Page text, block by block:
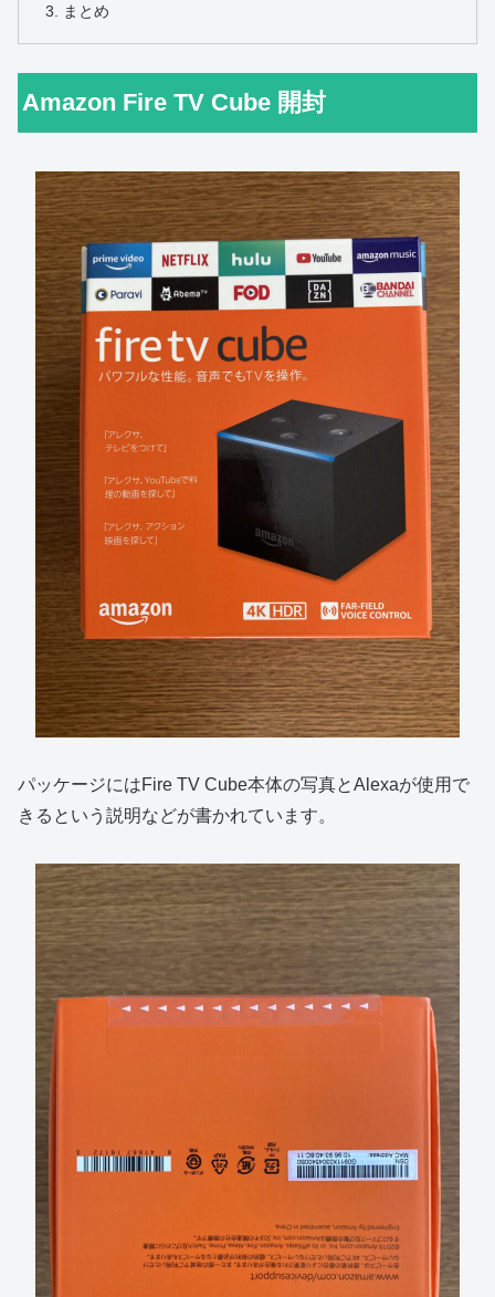
まとめ
Amazon Fire TV Cube 開封
パッケージにはFire TV Cube本体の写真とAlexaが使用で
きるという説明などが書かれています。